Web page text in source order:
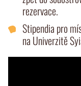
rezervace.
Stipendia pro
na Univerzitě